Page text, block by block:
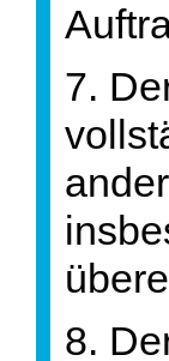
7.
8.